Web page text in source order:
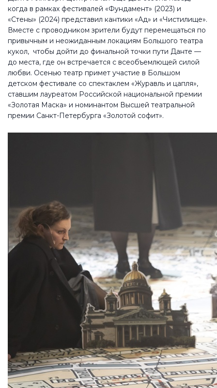
когда в рамках фестивалей «Фундамент» (2023) и
«Стены» (2024) представил кантики «Ад» и «Чистилище».
Вместе с проводником зрители будут перемещаться по
привычным и неожиданным локациям Большого театра
кукол, чтобы дойти до финальной точки пути Данте —
до места, где он встречается с всеобъемлющей силой
любви. Осенью театр примет участие в Большом
детском фестивале со спектаклем «Журавль и цапля»,
ставшим лауреатом Российской национальной премии
«Золотая Маска» и номинантом Высшей театральной
премии Санкт-Петербурга «Золотой софит».